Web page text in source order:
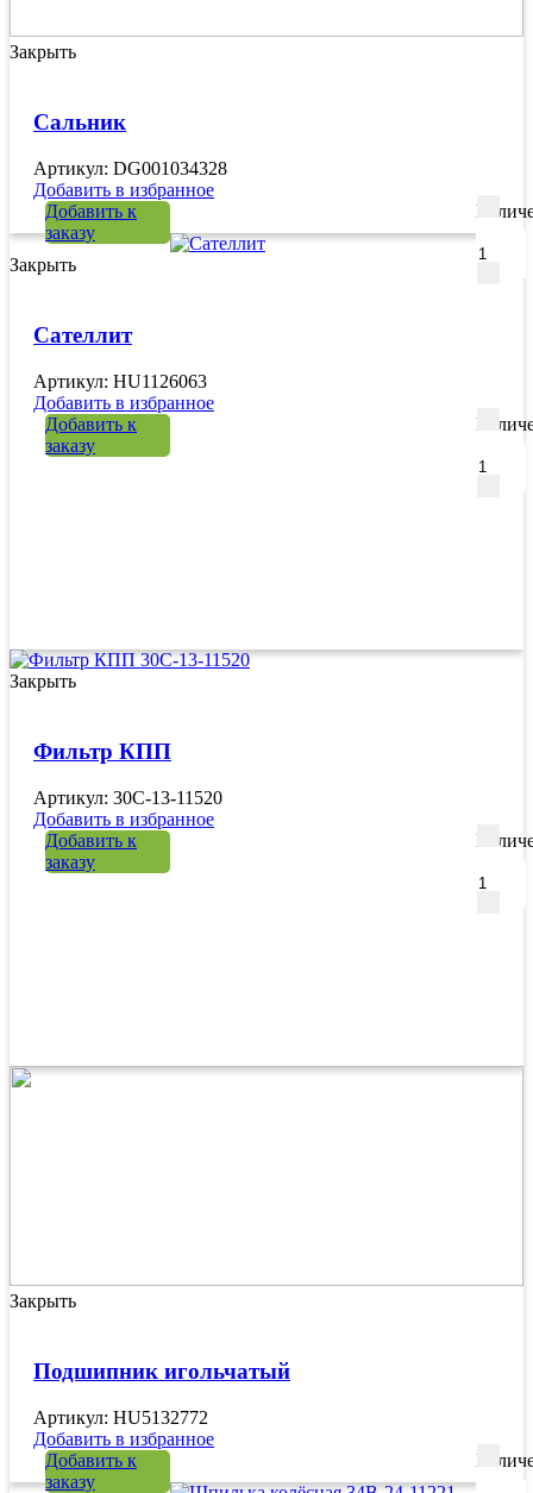
Закрыть
Сальник
Артикул: DG001034328
Добавить в избранное
Добавить к
заказу
Закрыть
Сателлит
Артикул: HU1126063
Добавить в избранное
Добавить к
заказу
Закрыть
Фильтр КПП
Артикул: 30C-13-11520
Добавить в избранное
Добавить к
заказу
Закрыть
Подшипник игольчатый
Артикул: HU5132772
Добавить в избранное
Добавить к
заказу